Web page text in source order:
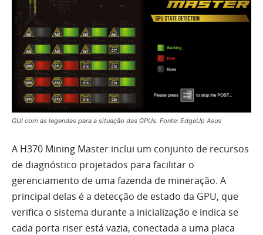
GUI com as legendas para a situação das GPUs. Fonte: EdgeUp Asus
A H370 Mining Master inclui um conjunto de recursos
de diagnóstico projetados para facilitar o
gerenciamento de uma fazenda de mineração. A
principal delas é a detecção de estado da GPU, que
verifica o sistema durante a inicialização e indica se
cada porta riser está vazia, conectada a uma placa